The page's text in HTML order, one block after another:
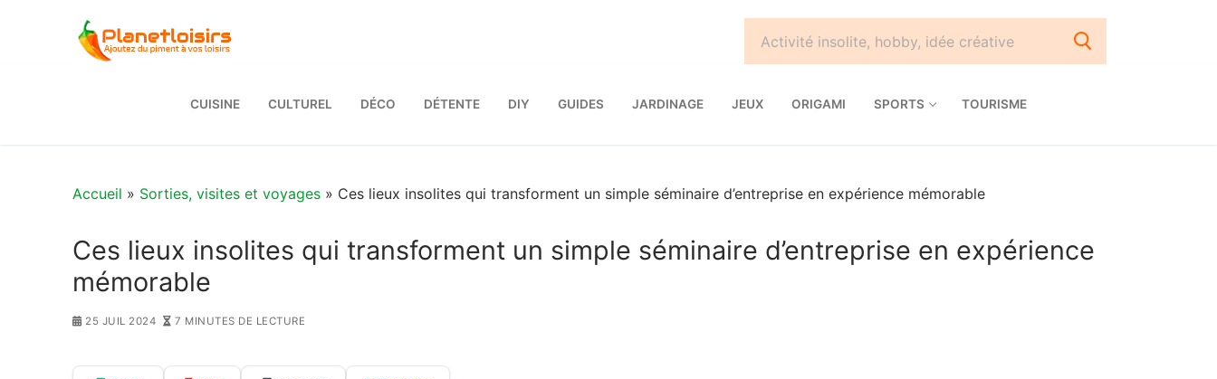
CUISINE CULTUREL DÉCO DÉTENTE DIY GUIDES JARDINAGE JEUX ORIGAMI SPORTS TOURISME
Accueil » Sorties, visites et voyages » Ces lieux insolites qui transforment un simple séminaire d’entreprise en expérience mémorable
Ces lieux insolites qui transforment un simple séminaire d’entreprise en expérience
mémorable
25 JUIL 2024 7 MINUTES DE LECTURE